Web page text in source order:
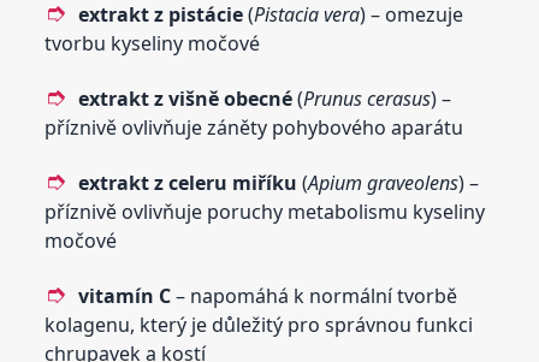
extrakt z pistácie(Pistacia vera) – omezuje
tvorbu kyseliny močové
extrakt z višně obecné(Prunus cerasus) –
příznivě ovlivňuje záněty pohybového aparátu
extrakt z celeru miříku (Apium graveolens) –
příznivě ovlivňuje poruchy metabolismu kyseliny
močové
vitamín C– napomáhá k normální tvorbě
kolagenu, který je důležitý pro správnou funkci
chrupavek a kostí